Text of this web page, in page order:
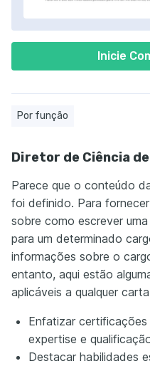
Inicie
Por função
Diretor de Ciência
Parece que o conteúdo
foi definido. Para
sobre como escrever
para um determinado
informações sobre o
entanto, aqui estão
aplicáveis a qualquer
Enfatizar certificações
expertise e
Destacar habilidades